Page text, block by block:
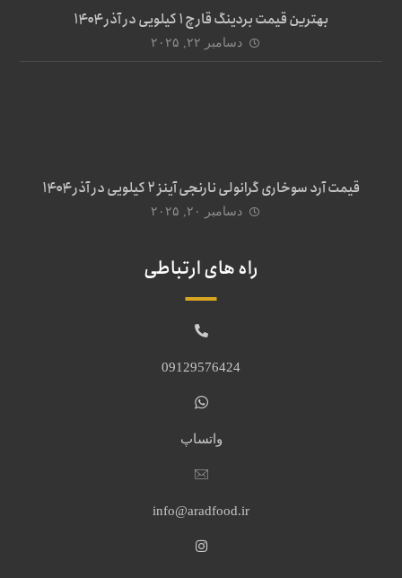
بهترین قیمت بردینگ قارچ 1 کیلویی در آذر ۱۴۰۴
دسامبر ۲۲, ۲۰۲۵
قیمت آرد سوخاری گرانولی نارنجی آینز ۲ کیلویی در آذر ۱۴۰۴
دسامبر ۲۰, ۲۰۲۵
راه های ارتباطی
09129576424
واتساپ
info@aradfood.ir